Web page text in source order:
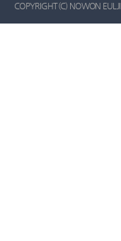
COPYRIGHT(C) NOWON